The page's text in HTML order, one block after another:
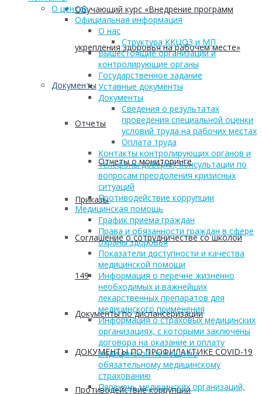
Обучающий курс «Внедрение программ
укрепления здоровья на рабочем месте»
Документы
Отчеты
Отчеты о мониторинге
Приказы
Соглашение о сотрудничестве со школой
149
Документы по диспансеризации
ДОКУМЕНТЫ ПО ПРОФИЛАКТИКЕ COVID-19
Противодействие коррупции
О центре
Официальная информация
О нас
Структура ККЦОЗ и МП
Вышестоящие организации и
контролирующие органы
Государственное задание
Уставные документы
Документы
Сведения о результатах
проведения специальной оценки
условий труда на рабочих местах
Оплата труда
Контакты контролирующих органов и
телефоны доверия, консультации по
вопросам преодоления кризисных
ситуаций
Противодействие коррупции
Медицинская помощь
График приема граждан
Права и обязанности граждан в сфере
охраны здоровья
Показатели доступности и качества
медицинской помощи
Информация о перечне жизненно
необходимых и важнейших
лекарственных препаратов для
медицинского применения
Информация о страховых медицинских
организациях, с которыми заключены
договора на оказание и оплату
медицинской помощи по
обязательному медицинскому
страхованию
Перечень медицинских организаций,